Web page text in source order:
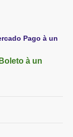
Pago à un
à un